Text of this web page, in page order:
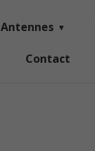
Antennes
Contact